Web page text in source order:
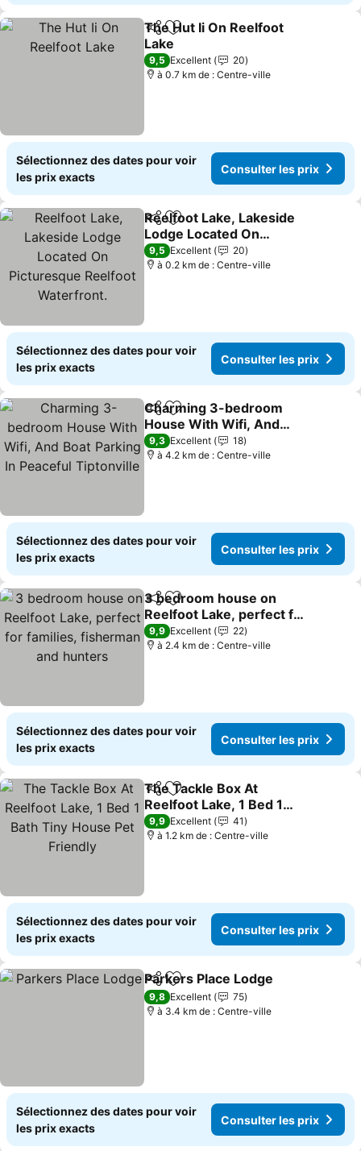
PartagerAjouter à mes favoris
The Hut Ii On Reelfoot
Lake
9,5 Excellent
20
à 0.7 km de : Centre-ville
Sélectionnez des dates pour voir
les prix exacts
Consulter les prix
PartagerAjouter à mes favoris
Reelfoot Lake, Lakeside
Lodge Located On
Picturesque Reelfoot
Waterfront.
9,5 Excellent
20
à 0.2 km de : Centre-ville
Sélectionnez des dates pour voir
les prix exacts
Consulter les prix
PartagerAjouter à mes favoris
Charming 3-bedroom
House With Wifi, And
Boat Parking In Peaceful
Tiptonville
9,3 Excellent
18
à 4.2 km de : Centre-ville
Sélectionnez des dates pour voir
les prix exacts
Consulter les prix
PartagerAjouter à mes favoris
3 bedroom house on
Reelfoot Lake, perfect for
families, fisherman and
hunters
9,9 Excellent
22
à 2.4 km de : Centre-ville
Sélectionnez des dates pour voir
les prix exacts
Consulter les prix
PartagerAjouter à mes favoris
The Tackle Box At
Reelfoot Lake, 1 Bed 1
Bath Tiny House Pet
Friendly
9,9 Excellent
41
à 1.2 km de : Centre-ville
Sélectionnez des dates pour voir
les prix exacts
Consulter les prix
PartagerAjouter à mes favoris
Parkers Place Lodge
9,8 Excellent
75
à 3.4 km de : Centre-ville
Sélectionnez des dates pour voir
les prix exacts
Consulter les prix